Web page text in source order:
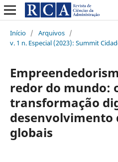
Início / Arquivos /
v. 1 n. Especial (2023): Summit
redor do mundo:
transformação
desenvolvimento
globais